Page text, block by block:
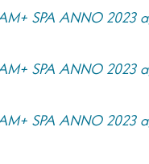
SPA ANNO 2023
SPA ANNO 2023
SPA ANNO 2023